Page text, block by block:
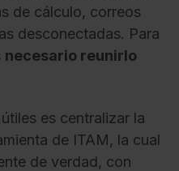
de cálculo, correos
desconectadas. Para
necesario reunirlo
es centralizar la
de ITAM, la cual
de verdad, con